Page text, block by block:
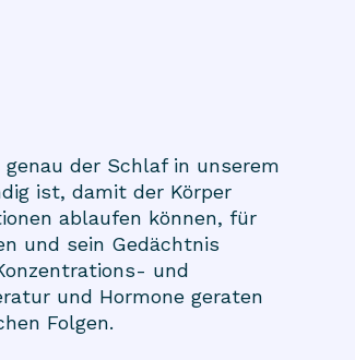
der Schlaf in unserem
ist, damit der Körper
ablaufen können, für
und sein Gedächtnis
und
und Hormone geraten
Folgen.